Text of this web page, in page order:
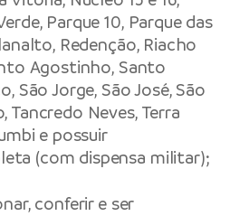
Parque 10, Parque das
Redenção, Riacho
Agostinho, Santo
São Jorge, São José, São
Tancredo Neves, Terra
e possuir
(com dispensa militar);
conferir e ser